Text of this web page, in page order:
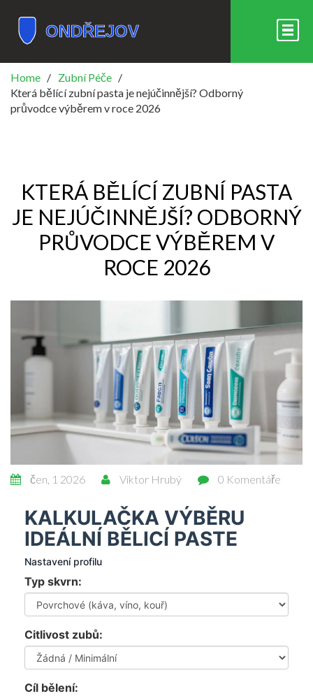
Home
Zubní Péče
Která bělící zubní pasta je nejúčinnější? Odborný
průvodce výběrem v roce 2026
KTERÁ BĚLÍCÍ ZUBNÍ PASTA
JE NEJÚČINNĚJŠÍ? ODBORNÝ
PRŮVODCE VÝBĚREM V
ROCE 2026
čen, 1 2026 Viktor Hrubý 0 Komentáře
KALKULAČKA VÝBĚRU
IDEÁLNÍ BĚLICÍ PASTE
Nastavení profilu
Typ skvrn:
Citlivost zubů:
Cíl bělení: